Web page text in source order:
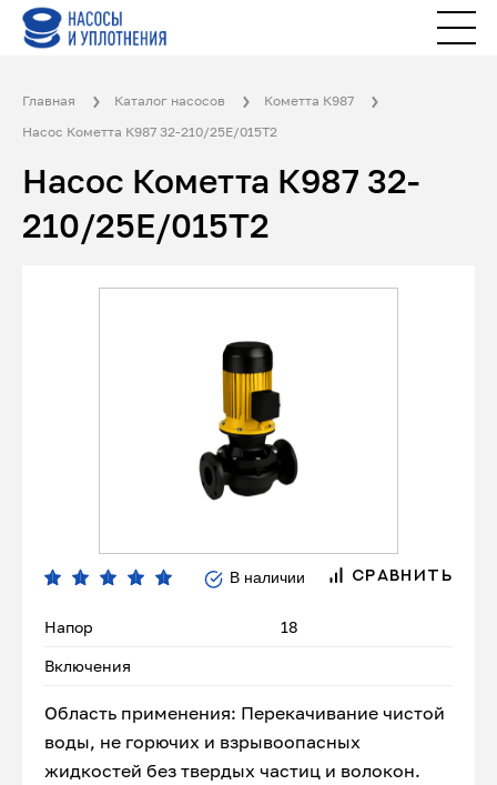
Главная Каталог насосов
Кометта К987
Насос Кометта К987 32-210/25Е/015Т2
Насос Кометта К987 32-
210/25Е/015Т2
В наличии СРАВНИТЬ
Напор 18
Включения
Область применения: Перекачивание чистой
воды, не горючих и взрывоопасных
жидкостей без твердых частиц и волокон.